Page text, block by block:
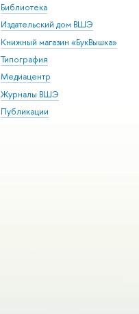
Библиотека
Издательский дом ВШЭ
Книжный магазин «БукВышка»
Типография
Медиацентр
Журналы ВШЭ
Публикации